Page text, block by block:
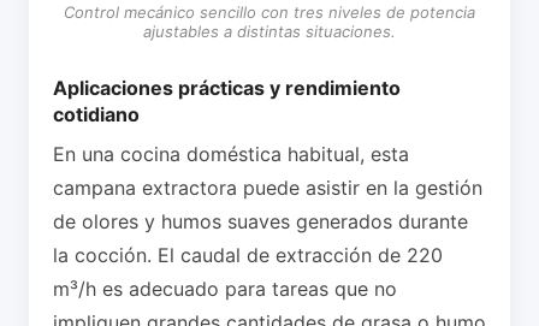
Control mecánico sencillo con tres niveles de potencia
ajustables a distintas situaciones.
Aplicaciones prácticas y rendimiento
cotidiano
En una cocina doméstica habitual, esta
campana extractora puede asistir en la gestión
de olores y humos suaves generados durante
la cocción. El caudal de extracción de 220
m³/h es adecuado para tareas que no